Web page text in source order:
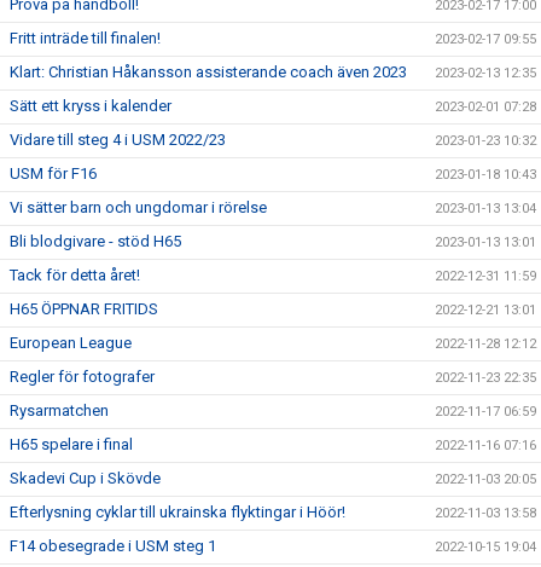
Prova på handboll! 2023-02-17 17:00
Fritt inträde till finalen! 2023-02-17 09:55
Klart: Christian Håkansson assisterande coach även 2023 2023-02-13 12:35
Sätt ett kryss i kalender 2023-02-01 07:28
Vidare till steg 4 i USM 2022/23 2023-01-23 10:32
USM för F16 2023-01-18 10:43
Vi sätter barn och ungdomar i rörelse 2023-01-13 13:04
Bli blodgivare - stöd H65 2023-01-13 13:01
Tack för detta året! 2022-12-31 11:59
H65 ÖPPNAR FRITIDS 2022-12-21 13:01
European League 2022-11-28 12:12
Regler för fotografer 2022-11-23 22:35
Rysarmatchen 2022-11-17 06:59
H65 spelare i final 2022-11-16 07:16
Skadevi Cup i Skövde 2022-11-03 20:05
Efterlysning cyklar till ukrainska flyktingar i Höör! 2022-11-03 13:58
F14 obesegrade i USM steg 1 2022-10-15 19:04